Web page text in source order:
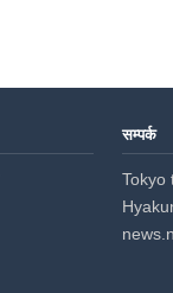
सम्पर्क
Tokyo